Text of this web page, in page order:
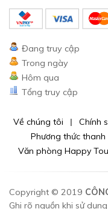
Đang truy cập
Trong ngày
Hôm qua
Tổng truy cập
Về chúng tôi Chính
Phương thức
Văn phòng Happy
Copyright © 2019
Ghi rõ nguồn khi sử